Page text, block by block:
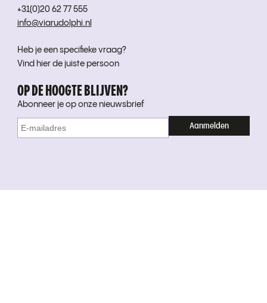
+31(0)20 62 77 555
info@viarudolphi.nl
Heb je een specifieke vraag?
Vind hier de juiste persoon
OP DE HOOGTE BLIJVEN?
Abonneer je op onze nieuwsbrief